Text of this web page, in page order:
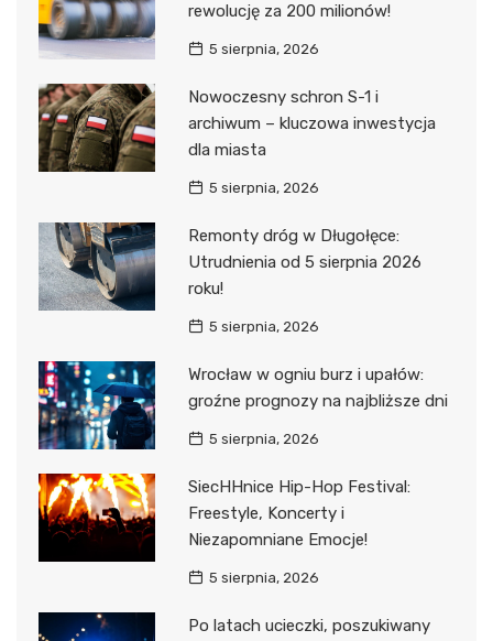
rewolucję za 200 milionów!
5 sierpnia, 2026
Nowoczesny schron S-1 i
archiwum – kluczowa inwestycja
dla miasta
5 sierpnia, 2026
Remonty dróg w Długołęce:
Utrudnienia od 5 sierpnia 2026
roku!
5 sierpnia, 2026
Wrocław w ogniu burz i upałów:
groźne prognozy na najbliższe dni
5 sierpnia, 2026
SiecHHnice Hip-Hop Festival:
Freestyle, Koncerty i
Niezapomniane Emocje!
5 sierpnia, 2026
Po latach ucieczki, poszukiwany